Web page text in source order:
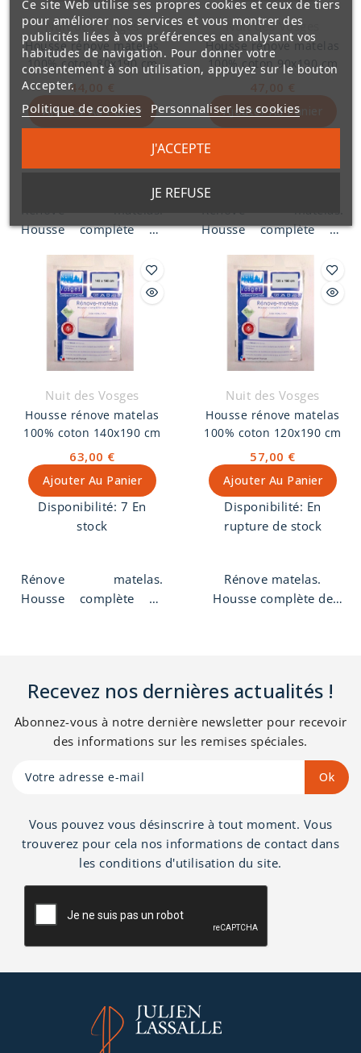
Nuit des Vosges
Housse rénove matelas
100% coton 80x190 cm
44,00 €
Ajouter Au Panier
Housse complète de
toile 100% coton traité
Téflon anti-taches.
Lavable à 60°,
fabrication Française,
dans les Vosges.
Nuit des Vosges
Housse rénove matelas
100% coton 90x190 cm
Ajouter Au Panier
Housse complète de
toile 100% coton traité
Téflon anti-taches.
Lavable à 60°,
fabrication Française,
dans les Vosges.
Nuit des Vosges
Housse rénove matelas
100% coton 140x190 cm
63,00 €
Ajouter Au Panier
Disponibilité: 7 En
stock
Rénove matelas.
Housse complète de
fabrication Française,
dans les Vosges.
Nuit des Vosges
Housse rénove matelas
100% coton 120x190 cm
57,00 €
Ajouter Au Panier
Disponibilité: En
rupture de stock
Rénove matelas.
Housse complète de
fabrication Française,
dans les Vosges.
Recevez nos dernières actualités !
Abonnez-vous à notre dernière newsletter pour recevoir
des informations sur les remises spéciales.
Vous pouvez vous désinscrire à tout moment. Vous
trouverez pour cela nos informations de contact dans
les conditions d'utilisation du site.
Ce site Web utilise ses propres cookies et ceux de tiers
pour améliorer nos services et vous montrer des
publicités liées à vos préférences en analysant vos
habitudes de navigation. Pour donner votre
consentement à son utilisation, appuyez sur le bouton
Accepter.
Politique de cookies Personnaliser les cookies
JE REFUSE
J'ACCEPTE